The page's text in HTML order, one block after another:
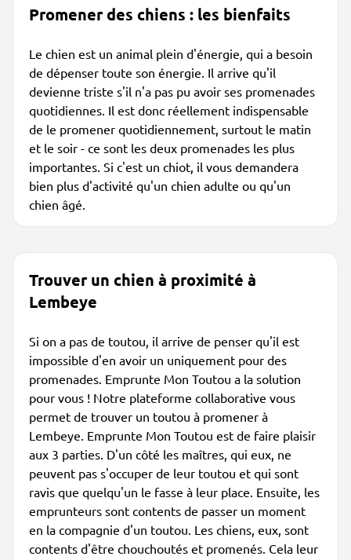
Promener des chiens : les bienfaits
Le chien est un animal plein d'énergie, qui a besoin
de dépenser toute son énergie. Il arrive qu'il
devienne triste s'il n'a pas pu avoir ses promenades
quotidiennes. Il est donc réellement indispensable
de le promener quotidiennement, surtout le matin
et le soir - ce sont les deux promenades les plus
importantes. Si c'est un chiot, il vous demandera
bien plus d'activité qu'un chien adulte ou qu'un
chien âgé.
Trouver un chien à proximité à
Lembeye
Si on a pas de toutou, il arrive de penser qu'il est
impossible d'en avoir un uniquement pour des
promenades. Emprunte Mon Toutou a la solution
pour vous ! Notre plateforme collaborative vous
permet de trouver un toutou à promener à
Lembeye. Emprunte Mon Toutou est de faire plaisir
aux 3 parties. D'un côté les maîtres, qui eux, ne
peuvent pas s'occuper de leur toutou et qui sont
ravis que quelqu'un le fasse à leur place. Ensuite, les
emprunteurs sont contents de passer un moment
en la compagnie d'un toutou. Les chiens, eux, sont
contents d'être chouchoutés et promenés. Cela leur